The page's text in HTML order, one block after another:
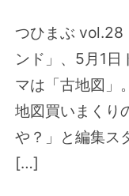
つひまぶ vol.28
ンド」、5月1日
マは「古地図」
地図買いまくり
や？」と編集ス
[…]